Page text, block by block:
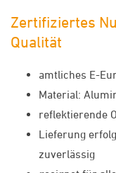
Zertifiziertes
Qualität
amtliches E-
Material:
reflektierende
Lieferung
zuverlässig